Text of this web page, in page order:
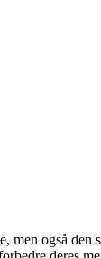
også den